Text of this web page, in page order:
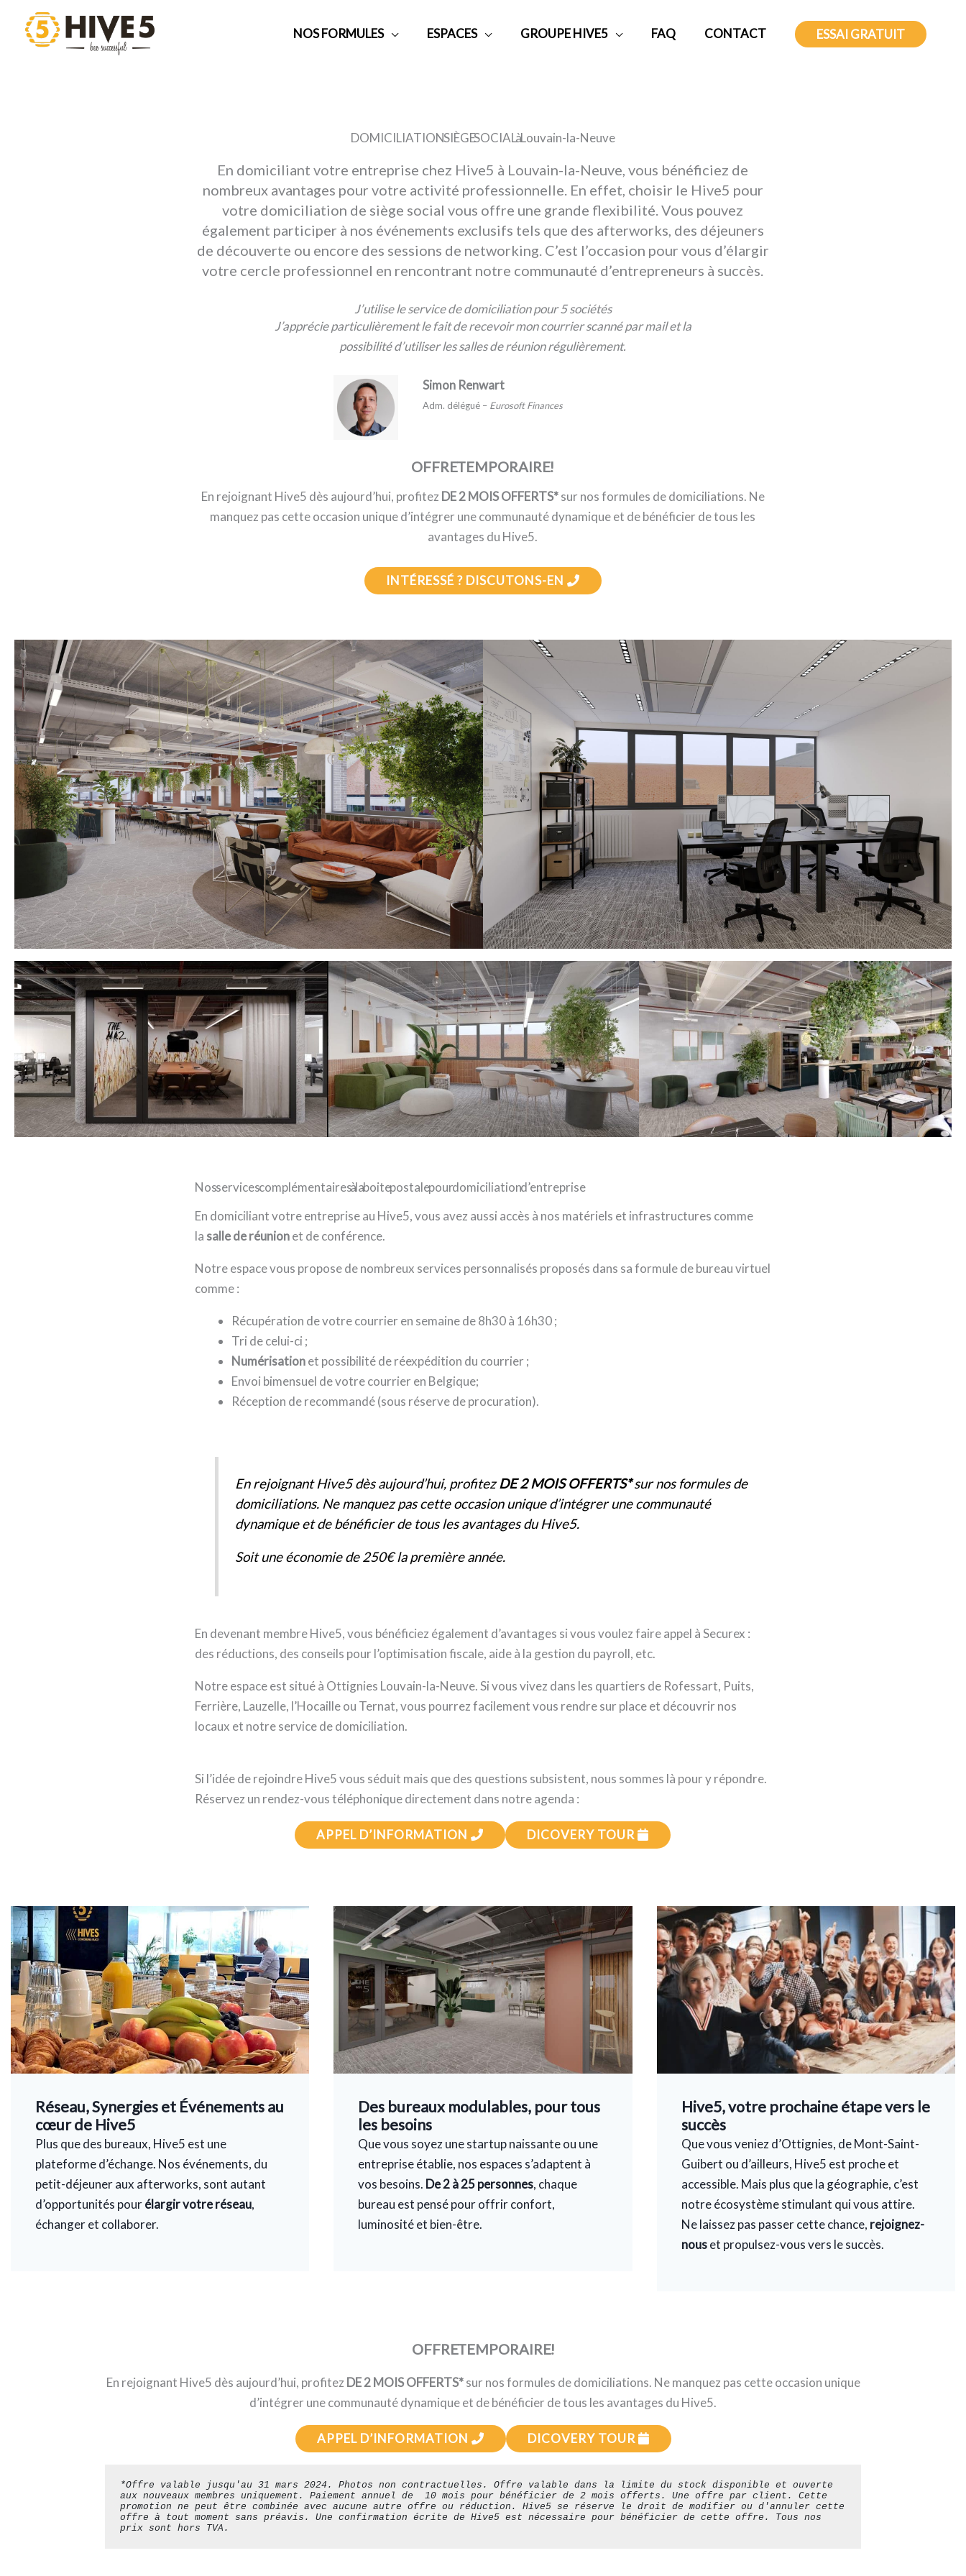
contenu
NOS FORMULES ESPACES GROUPE HIVE5 FAQ CONTACT ESSAI GRATUIT
DOMICILIATION SIÈGE SOCIAL à Louvain-la-Neuve
En domiciliant votre entreprise chez Hive5 à Louvain-la-Neuve, vous bénéficiez de
nombreux avantages pour votre activité professionnelle. En effet, choisir le Hive5 pour
votre domiciliation de siège social vous offre une grande flexibilité. Vous pouvez
également participer à nos événements exclusifs tels que des afterworks, des déjeuners
de découverte ou encore des sessions de networking. C’est l’occasion pour vous d’élargir
votre cercle professionnel en rencontrant notre communauté d’entrepreneurs à succès.
J’utilise le service de domiciliation pour 5 sociétés
J’apprécie particulièrement le fait de recevoir mon courrier scanné par mail et la
possibilité d’utiliser les salles de réunion régulièrement.
Simon Renwart
Adm. délégué – Eurosoft Finances
OFFRE TEMPORAIRE !
En rejoignant Hive5 dès aujourd’hui, profitez DE 2 MOIS OFFERTS*sur nos formules de domiciliations. Ne
manquez pas cette occasion unique d’intégrer une communauté dynamique et de bénéficier de tous les
avantages du Hive5.
INTÉRESSÉ ? DISCUTONS-EN
Nos services complémentaires à la boite postale pour domiciliation d’entreprise
En domiciliant votre entreprise au Hive5, vous avez aussi accès à nos matériels et infrastructures comme
la salle de réunionet de conférence.
Notre espace vous propose de nombreux services personnalisés proposés dans sa formule de bureau virtuel
comme :
Récupération de votre courrier en semaine de 8h30 à 16h30 ;
Tri de celui-ci ;
Numérisationet possibilité de réexpédition du courrier ;
Envoi bimensuel de votre courrier en Belgique;
Réception de recommandé (sous réserve de procuration).
En rejoignant Hive5 dès aujourd’hui, profitezDE 2 MOIS OFFERTS*sur nos formules de
domiciliations. Ne manquez pas cette occasion unique d’intégrer une communauté
dynamique et de bénéficier de tous les avantages du Hive5.
Soit une économie de 250€ la première année.
En devenant membre Hive5, vous bénéficiez également d’avantages si vous voulez faire appel à Securex :
des réductions, des conseils pour l’optimisation fiscale, aide à la gestion du payroll, etc.
Notre espace est situé à Ottignies Louvain-la-Neuve. Si vous vivez dans les quartiers de Rofessart, Puits,
Ferrière, Lauzelle, l’Hocaille ou Ternat, vous pourrez facilement vous rendre sur place et découvrir nos
locaux et notre service de domiciliation.
Si l’idée de rejoindre Hive5 vous séduit mais que des questions subsistent, nous sommes là pour y répondre.
Réservez un rendez-vous téléphonique directement dans notre agenda :
APPEL D’INFORMATION DICOVERY TOUR
Réseau, Synergies et Événements au
cœur de Hive5
Plus que des bureaux, Hive5 est une
plateforme d’échange. Nos événements, du
petit-déjeuner aux afterworks, sont autant
d’opportunités pourélargir votre réseau,
échanger et collaborer.
Des bureaux modulables, pour tous
les besoins
Que vous soyez une startup naissante ou une
entreprise établie, nos espaces s’adaptent à
vos besoins. De 2 à 25 personnes, chaque
bureau est pensé pour offrir confort,
luminosité et bien-être.
Hive5, votre prochaine étape vers le
succès
Que vous veniez d’Ottignies, de Mont-Saint-
Guibert ou d’ailleurs, Hive5 est proche et
accessible. Mais plus que la géographie, c’est
notre écosystème stimulant qui vous attire.
Ne laissez pas passer cette chance, rejoignez-
nouset propulsez-vous vers le succès.
OFFRE TEMPORAIRE !
En rejoignant Hive5 dès aujourd’hui, profitez DE 2 MOIS OFFERTS*sur nos formules de domiciliations. Ne manquez pas cette occasion unique
d’intégrer une communauté dynamique et de bénéficier de tous les avantages du Hive5.
APPEL D’INFORMATION DICOVERY TOUR
*Offre valable jusqu'au 31 mars 2024 . Photos non contractuelles. Offre valable dans la limite du stock disponible et ouverte
aux nouveaux membres uniquement. Paiement annuel de  10 mois pour bénéficier de 2 mois offerts. Une offre par client. Cette
promotion ne peut être combinée avec aucune autre offre ou réduction. Hive5 se réserve le droit de modifier ou d'annuler cette
offre à tout moment sans préavis. Une confirmation écrite de Hive5 est nécessaire pour bénéficier de cette offre. Tous nos
prix sont hors TVA.